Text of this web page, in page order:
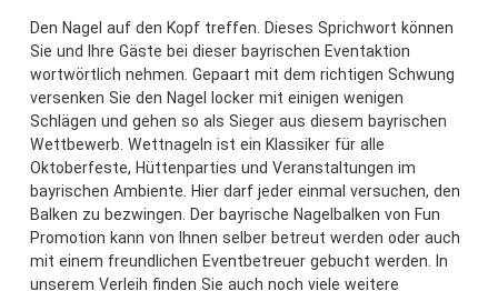
Den Nagel auf den Kopf treffen. Dieses Sprichwort können
Sie und Ihre Gäste bei dieser bayrischen Eventaktion
wortwörtlich nehmen. Gepaart mit dem richtigen Schwung
versenken Sie den Nagel locker mit einigen wenigen
Schlägen und gehen so als Sieger aus diesem bayrischen
Wettbewerb. Wettnageln ist ein Klassiker für alle
Oktoberfeste, Hüttenparties und Veranstaltungen im
bayrischen Ambiente. Hier darf jeder einmal versuchen, den
Balken zu bezwingen. Der bayrische Nagelbalken von Fun
Promotion kann von Ihnen selber betreut werden oder auch
mit einem freundlichen Eventbetreuer gebucht werden. In
unserem Verleih finden Sie auch noch viele weitere